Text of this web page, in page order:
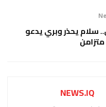
سلام يحذر وبري يدعو
NEWS.IQ